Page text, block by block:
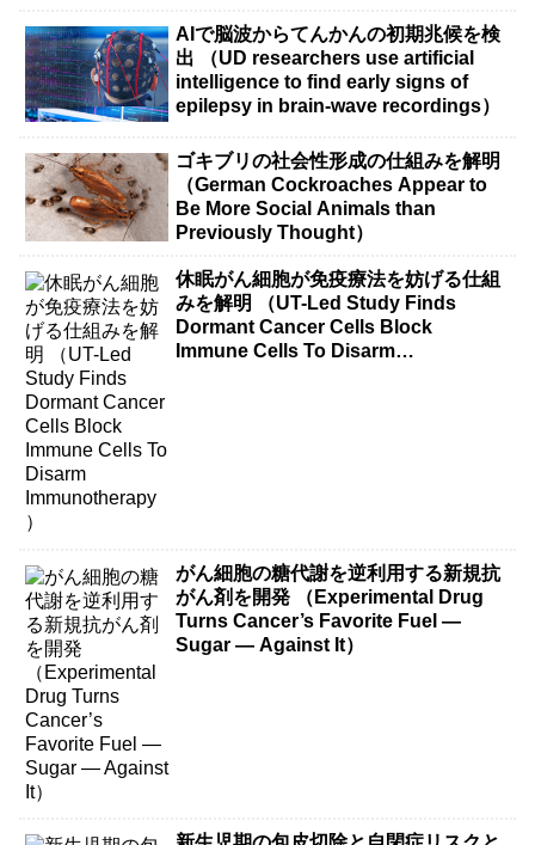
AIで脳波からてんかんの初期兆候を検
出 （UD researchers use artificial
intelligence to find early signs of
epilepsy in brain-wave recordings）
ゴキブリの社会性形成の仕組みを解明
（German Cockroaches Appear to
Be More Social Animals than
Previously Thought）
休眠がん細胞が免疫療法を妨げる仕組
みを解明 （UT-Led Study Finds
Dormant Cancer Cells Block
Immune Cells To Disarm
がん細胞の糖代謝を逆利用する新規抗
がん剤を開発 （Experimental Drug
Turns Cancer’s Favorite Fuel —
Sugar — Against It）